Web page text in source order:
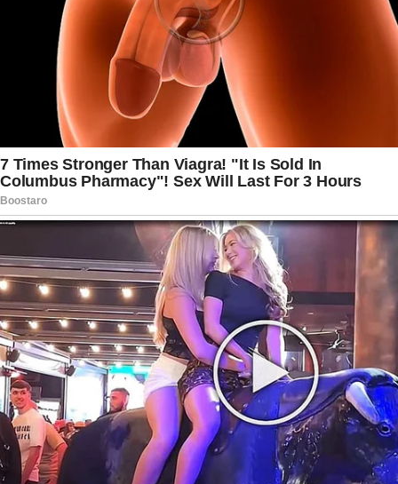
Nos meses seguintes, entretanto, o quadro
voltou a se agravar. Familiares relataram que
complicações clínicas após um procedimento
craniano exigiram novos tratamentos e
internações. Mesmo diante das dificuldades,
pessoas próximas afirmam que Felipe
demonstrou força durante todo o processo,
mantendo o desejo de se recuperar e voltar ao
convívio com a família.
A morte do policial gerou grande repercussão no
Rio de Janeiro e reacendeu discussões sobre a
segurança em operações aéreas em áreas
urbanas. Enquanto a investigação sobre o
ataque continua, colegas de corporação prestam
homenagens e lembram o legado deixado por